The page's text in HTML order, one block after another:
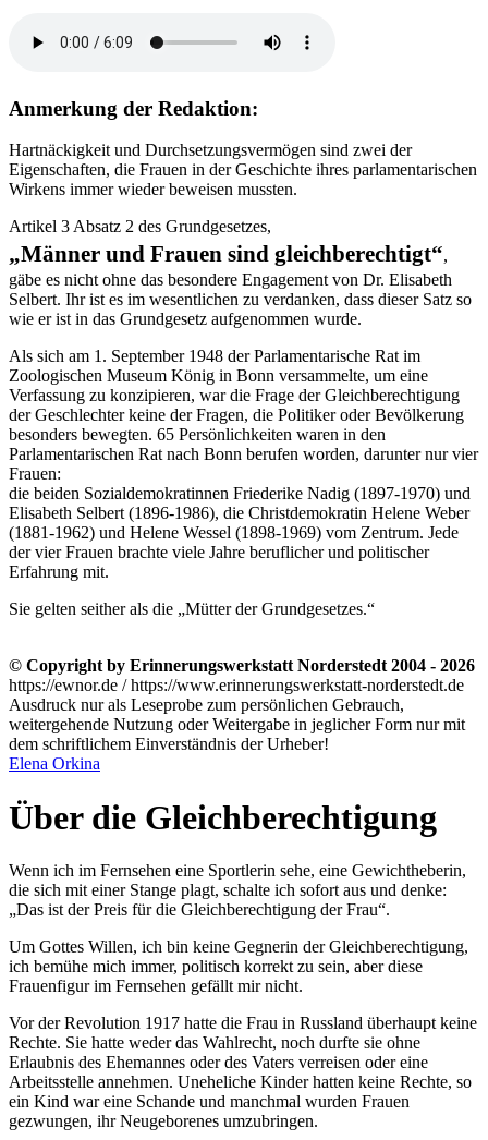
Anmerkung der Redaktion:
Hartnäckigkeit und Durchsetzungsvermögen sind zwei der
Eigenschaften, die Frauen in der Geschichte ihres parlamentarischen
Wirkens immer wieder beweisen mussten.
Artikel 3 Absatz 2 des Grundgesetzes,
Männer und Frauen sind gleichberechtigt
,
gäbe es nicht ohne das besondere Engagement von Dr. Elisabeth
Selbert. Ihr ist es im wesentlichen zu verdanken, dass dieser Satz so
wie er ist in das Grundgesetz aufgenommen wurde.
Als sich am 1. September 1948 der Parlamentarische Rat im
Zoologischen Museum König in Bonn versammelte, um eine
Verfassung zu konzipieren, war die Frage der Gleichberechtigung
der Geschlechter keine der Fragen, die Politiker oder Bevölkerung
besonders bewegten. 65 Persönlichkeiten waren in den
Parlamentarischen Rat nach Bonn berufen worden, darunter nur vier
Frauen:
die beiden Sozialdemokratinnen Friederike Nadig (1897-1970) und
Elisabeth Selbert (1896-1986), die Christdemokratin Helene Weber
(1881-1962) und Helene Wessel (1898-1969) vom Zentrum. Jede
der vier Frauen brachte viele Jahre beruflicher und politischer
Erfahrung mit.
Sie gelten seither als die
Mütter der Grundgesetzes.
© Copyright by Erinnerungswerkstatt Norderstedt 2004 - 2026
https://ewnor.de / https://www.erinnerungswerkstatt-norderstedt.de
Ausdruck nur als Leseprobe zum persönlichen Gebrauch,
weitergehende Nutzung oder Weitergabe in jeglicher Form nur mit
dem schriftlichem Einverständnis der Urheber!
Elena Orkina
Über die Gleichberechtigung
Wenn ich im Fernsehen eine Sportlerin sehe, eine Gewichtheberin,
die sich mit einer Stange plagt, schalte ich sofort aus und denke:
Das ist der Preis für die Gleichberechtigung der Frau .
Um Gottes Willen, ich bin keine Gegnerin der Gleichberechtigung,
ich bemühe mich immer, politisch korrekt zu sein, aber diese
Frauenfigur im Fernsehen gefällt mir nicht.
Vor der Revolution 1917 hatte die Frau in Russland überhaupt keine
Rechte. Sie hatte weder das Wahlrecht, noch durfte sie ohne
Erlaubnis des Ehemannes oder des Vaters verreisen oder eine
Arbeitsstelle annehmen. Uneheliche Kinder hatten keine Rechte, so
ein Kind war eine Schande und manchmal wurden Frauen
gezwungen, ihr Neugeborenes umzubringen.